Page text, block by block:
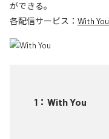
ができる。
各配信サービス： With You
1 ： With You